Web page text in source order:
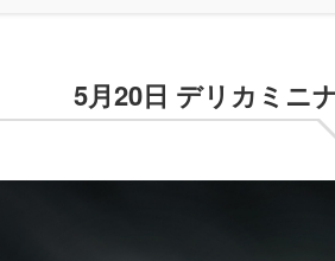
5月20日 デリカミニ